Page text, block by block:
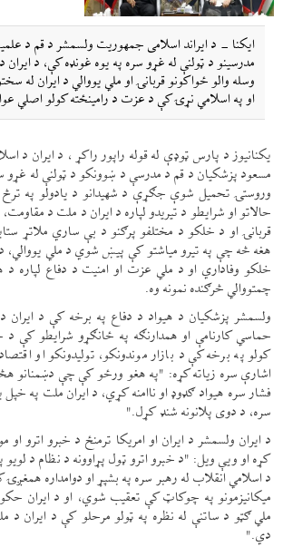
ایکنا - د ایراند اسلامی جمهوریت ولسمشر د قم د
مدرسینو د ټولنې له غړو سره په یوه غونډه کې، د
وسله والو ځواکونو قربانۍ او ملي یووالي د ایران له
او په اسلامي نړۍ کې د عزت د رامینځته کولو اصلي
یکنانیوز د پارس ټوډې له قوله راپور راکړ ، د ایران د
مسعود پزشکیان د قم د مدرسې د ښوونکو د ټولنې له غړو
وروستۍ تحمیل شوې جګړې د شهیدانو د یادولو په
حالاتو او شرایطو د تیریدو لپاره د ایران د ملت د
قربانۍ او د خلکو د مختلفو پرګنو د بې ساري ملاتړ
هغه څه چې په تیرو میاشتو کې پیښ شوي د ملي یووالي، د
خلکو وفاداري او د ملي عزت او امنیت د دفاع لپاره د
چمتووالي څرګنده نمونه وه.
ولسمشر پزشکیان د هیواد د دفاع په برخه کې د ایران
حماسي کارنامې او همدارنګه په ځانګړو شرایطو کې د
کولو په برخه کې د بازار موندونکو، تولیدونکو او
اشارې سره زیاته کړه: "په هغو ورځو کې چې دښمنانو
فشار سره هیواد ګډوډ او ناامنه کړي، د ایران ملت په
سره، د دوی پلانونه شنډ کړل."
د ایران ولسمشر د ایران او امریکا ترمنځ د خبرو اترو او
کړه او ویې ویل: "د خبرو اترو ټول پړاوونه د نظام د
د اسلامي انقلاب له رهبر سره په بشپړ او دوامداره همغږۍ
میکانیزمونو په چوکاټ کې تعقیب شوي، او د ایران
ملي ګټو د ساتنې له نظره په ټولو مرحلو کې د ایران
دي."